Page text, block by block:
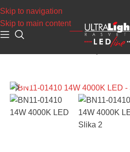
Skip to navigation
Skip to main content